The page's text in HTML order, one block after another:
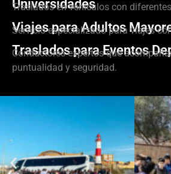
Universidades
Traslados en vehículos con
Viajes para Adultos
Servicio especializado para viajes
Traslados para Eventos
Conductores expertos que
puntualidad y seguridad.